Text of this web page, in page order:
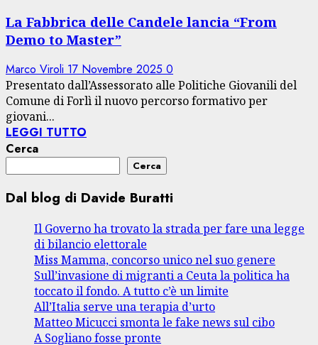
La Fabbrica delle Candele lancia “From
Demo to Master”
Marco Viroli 17 Novembre 2025 0
Presentato dall’Assessorato alle Politiche Giovanili del
Comune di Forlì il nuovo percorso formativo per
giovani...
LEGGI TUTTO
Cerca
Cerca
Dal blog di Davide Buratti
Il Governo ha trovato la strada per fare una legge
di bilancio elettorale
Miss Mamma, concorso unico nel suo genere
Sull’invasione di migranti a Ceuta la politica ha
toccato il fondo. A tutto c’è un limite
All’Italia serve una terapia d’urto
Matteo Micucci smonta le fake news sul cibo
A Sogliano fosse pronte